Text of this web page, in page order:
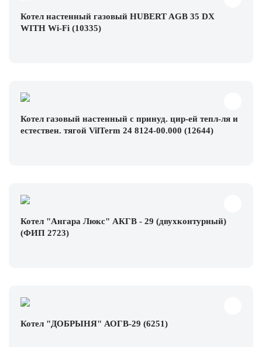
Котел настенный газовый HUBERT AGB 35 DX
WITH Wi-Fi (10335)
Котел газовый настенный с принуд. цир-ей тепл-ля и
естествен. тягой VilTerm 24 8124-00.000 (12644)
Котел "Ангара Люкс" АКГВ - 29 (двухконтурный)
(ФИП 2723)
Котел "ДОБРЫНЯ" АОГВ-29 (6251)